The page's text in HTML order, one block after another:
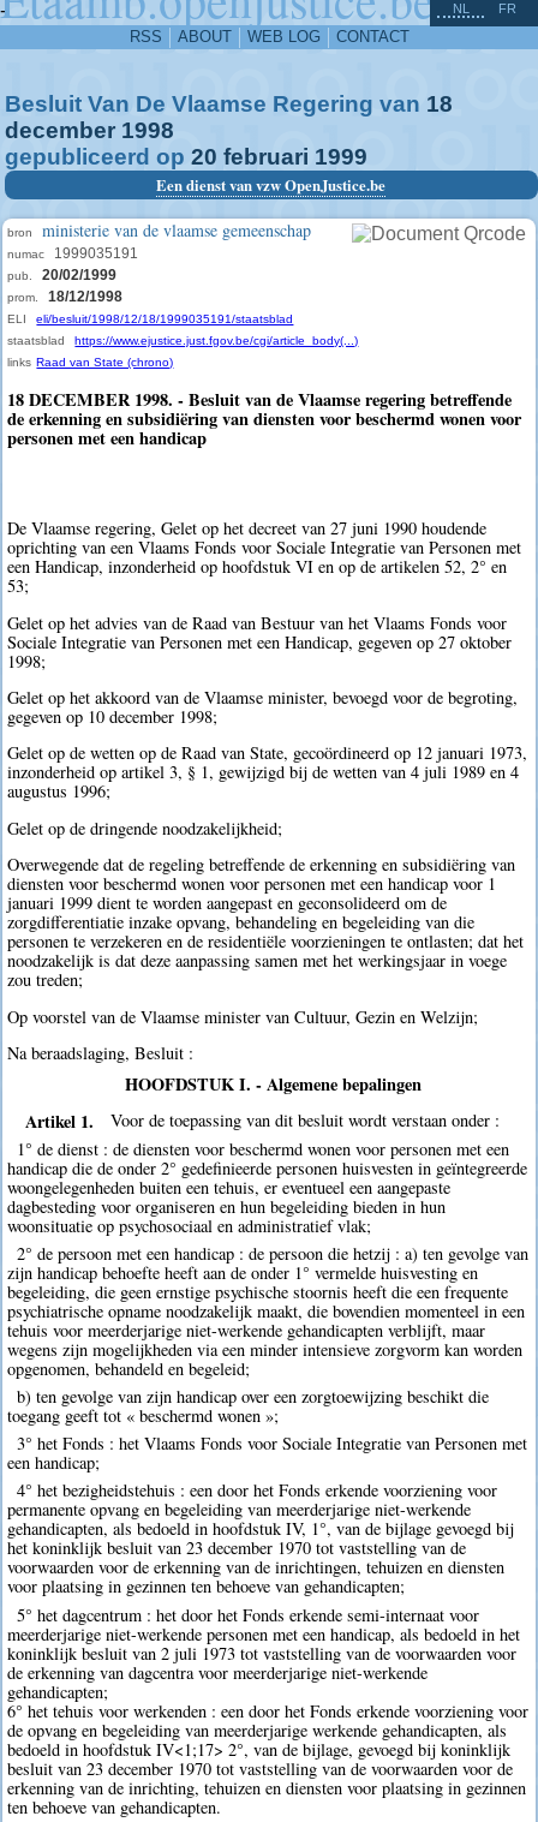
-
RSS ABOUT WEB LOG CONTACT
NL FR
Besluit Van De Vlaamse Regering van 18
december 1998
gepubliceerd op 20 februari 1999
Een dienst van vzw OpenJustice.be
bron ministerie van de vlaamse gemeenschap
numac 1999035191
pub. 20/02/1999
prom. 18/12/1998
ELI
eli/besluit/1998/12/18/1999035191/staatsblad
staatsblad
https://www.ejustice.just.fgov.be/cgi/article_body(...)
links Raad van State (chrono)
18 DECEMBER 1998. - Besluit van de Vlaamse regering betreffende
de erkenning en subsidiëring van diensten voor beschermd wonen voor
personen met een handicap
De Vlaamse regering, Gelet op het decreet van 27 juni 1990 houdende
oprichting van een Vlaams Fonds voor Sociale Integratie van Personen met
een Handicap, inzonderheid op hoofdstuk VI en op de artikelen 52, 2° en
53;
Gelet op het advies van de Raad van Bestuur van het Vlaams Fonds voor
Sociale Integratie van Personen met een Handicap, gegeven op 27 oktober
1998;
Gelet op het akkoord van de Vlaamse minister, bevoegd voor de begroting,
gegeven op 10 december 1998;
Gelet op de wetten op de Raad van State, gecoördineerd op 12 januari 1973,
inzonderheid op artikel 3, § 1, gewijzigd bij de wetten van 4 juli 1989 en 4
augustus 1996;
Gelet op de dringende noodzakelijkheid;
Overwegende dat de regeling betreffende de erkenning en subsidiëring van
diensten voor beschermd wonen voor personen met een handicap voor 1
januari 1999 dient te worden aangepast en geconsolideerd om de
zorgdifferentiatie inzake opvang, behandeling en begeleiding van die
personen te verzekeren en de residentiële voorzieningen te ontlasten; dat het
noodzakelijk is dat deze aanpassing samen met het werkingsjaar in voege
zou treden;
Op voorstel van de Vlaamse minister van Cultuur, Gezin en Welzijn;
Na beraadslaging, Besluit :
HOOFDSTUK I. - Algemene bepalingen
Artikel 1.
Voor de toepassing van dit besluit wordt verstaan onder :
1° de dienst : de diensten voor beschermd wonen voor personen met een
handicap die de onder 2° gedefinieerde personen huisvesten in geïntegreerde
woongelegenheden buiten een tehuis, er eventueel een aangepaste
dagbesteding voor organiseren en hun begeleiding bieden in hun
woonsituatie op psychosociaal en administratief vlak;
2° de persoon met een handicap : de persoon die hetzij : a) ten gevolge van
zijn handicap behoefte heeft aan de onder 1° vermelde huisvesting en
begeleiding, die geen ernstige psychische stoornis heeft die een frequente
psychiatrische opname noodzakelijk maakt, die bovendien momenteel in een
tehuis voor meerderjarige niet-werkende gehandicapten verblijft, maar
wegens zijn mogelijkheden via een minder intensieve zorgvorm kan worden
opgenomen, behandeld en begeleid;
b) ten gevolge van zijn handicap over een zorgtoewijzing beschikt die
toegang geeft tot « beschermd wonen »;
3° het Fonds : het Vlaams Fonds voor Sociale Integratie van Personen met
een handicap;
4° het bezigheidstehuis : een door het Fonds erkende voorziening voor
permanente opvang en begeleiding van meerderjarige niet-werkende
gehandicapten, als bedoeld in hoofdstuk IV, 1°, van de bijlage gevoegd bij
het koninklijk besluit van 23 december 1970 tot vaststelling van de
voorwaarden voor de erkenning van de inrichtingen, tehuizen en diensten
voor plaatsing in gezinnen ten behoeve van gehandicapten;
5° het dagcentrum : het door het Fonds erkende semi-internaat voor
meerderjarige niet-werkende personen met een handicap, als bedoeld in het
koninklijk besluit van 2 juli 1973 tot vaststelling van de voorwaarden voor
de erkenning van dagcentra voor meerderjarige niet-werkende
gehandicapten;
6° het tehuis voor werkenden : een door het Fonds erkende voorziening voor
de opvang en begeleiding van meerderjarige werkende gehandicapten, als
bedoeld in hoofdstuk IV<1;17> 2°, van de bijlage, gevoegd bij koninklijk
besluit van 23 december 1970 tot vaststelling van de voorwaarden voor de
erkenning van de inrichting, tehuizen en diensten voor plaatsing in gezinnen
ten behoeve van gehandicapten.
^